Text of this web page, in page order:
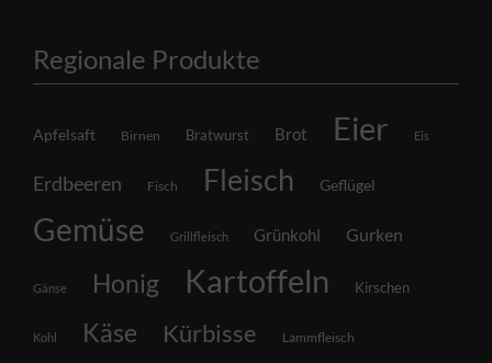
Regionale Produkte
Apfelsaft Birnen Bratwurst Brot Eier Eis
Erdbeeren Fisch Fleisch Geflügel
Gemüse Grillfleisch Grünkohl Gurken
Gänse Honig Kartoffeln Kirschen
Kohl Käse Kürbisse Lammfleisch